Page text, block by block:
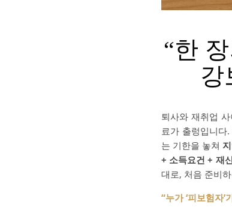
“한
강
퇴사와 재취업
료가 출렁입니다.
는 기한을 놓쳐
+ 소득요건 + 재
대로, 처음 준비
“누가 ‘피보험자